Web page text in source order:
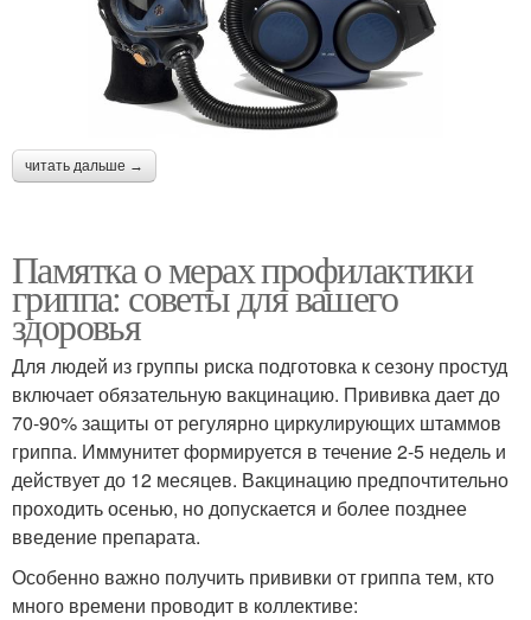
читать дальше →
Памятка о мерах профилактики
гриппа: советы для вашего
здоровья
Для людей из группы риска подготовка к сезону простуд
включает обязательную вакцинацию. Прививка дает до
70-90% защиты от регулярно циркулирующих штаммов
гриппа. Иммунитет формируется в течение 2-5 недель и
действует до 12 месяцев. Вакцинацию предпочтительно
проходить осенью, но допускается и более позднее
введение препарата.
Особенно важно получить прививки от гриппа тем, кто
много времени проводит в коллективе: